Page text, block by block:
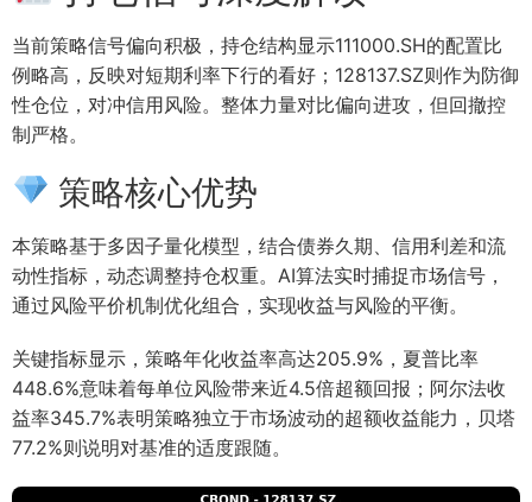
当前策略信号偏向积极，持仓结构显示111000.SH的配置比
例略高，反映对短期利率下行的看好；128137.SZ则作为防御
性仓位，对冲信用风险。整体力量对比偏向进攻，但回撤控
制严格。
策略核心优势
本策略基于多因子量化模型，结合债券久期、信用利差和流
动性指标，动态调整持仓权重。AI算法实时捕捉市场信号，
通过风险平价机制优化组合，实现收益与风险的平衡。
关键指标显示，策略年化收益率高达205.9%，夏普比率
448.6%意味着每单位风险带来近4.5倍超额回报；阿尔法收
益率345.7%表明策略独立于市场波动的超额收益能力，贝塔
77.2%则说明对基准的适度跟随。